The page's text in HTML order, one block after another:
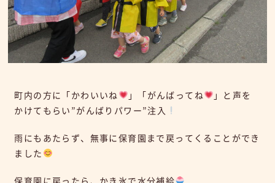
町内の方に「かわいいね 」「がんばってね
」と声を
かけてもらい”がんばりパワー”注入
雨にもあたらず、無事に保育園まで戻ってくることができ
ました
保育園に戻ったら、かき氷で水分補給